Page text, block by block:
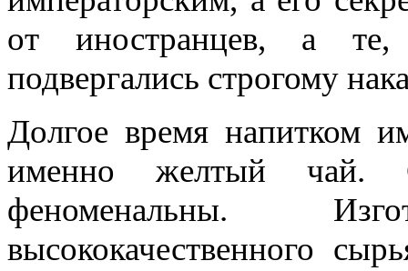
от иностранцев, а
подвергались строгому
Долгое время напитком
именно желтый чай.
феноменальны.
высококачественного